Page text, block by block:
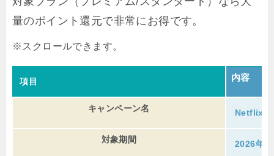
量のポイント還元で非常にお得です。
項目 内容
キャンペーン名 Netflixセ
対象期間 2026年2